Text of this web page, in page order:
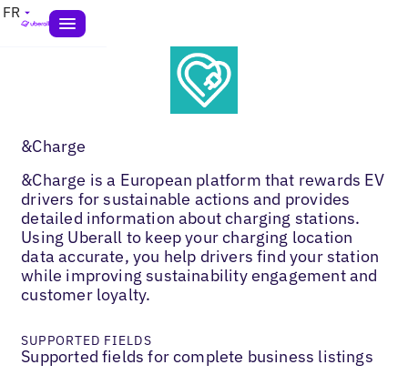
FR
&Charge
&Charge is a European platform that rewards EV
drivers for sustainable actions and provides
detailed information about charging stations.
Using Uberall to keep your charging location
data accurate, you help drivers find your station
while improving sustainability engagement and
customer loyalty.
SUPPORTED FIELDS
Supported fields for complete business listings